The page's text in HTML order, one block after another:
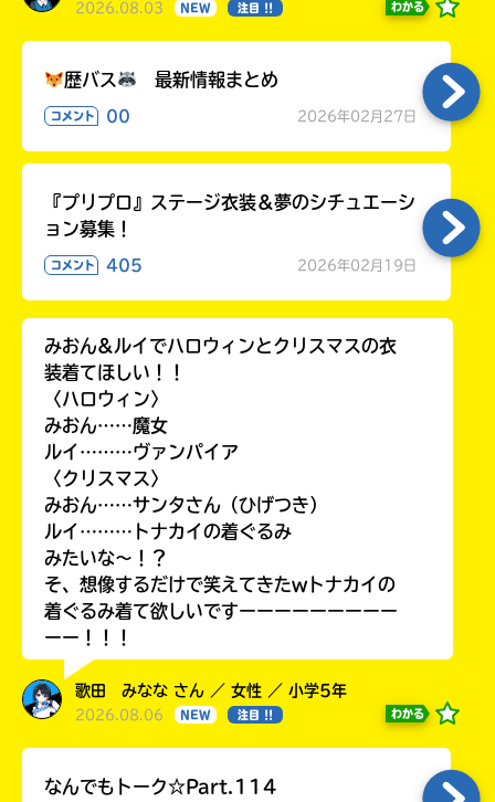
2026.08.03 NEW 注目 !! わかる
歴バス 最新情報まとめ
コメント 00 2026年02月27日
『プリプロ』ステージ衣装＆夢のシチュエーシ
ョン募集！
コメント 405 2026年02月19日
みおん&ルイでハロウィンとクリスマスの衣
装着てほしい！！
〈ハロウィン〉
みおん……魔女
ルイ………ヴァンパイア
〈クリスマス〉
みおん……サンタさん（ひげつき）
ルイ………トナカイの着ぐるみ
みたいな〜！？
そ、想像するだけで笑えてきたwトナカイの
着ぐるみ着て欲しいですーーーーーーーーー
ーー！！！
歌田 みなな さん ／ 女性 ／ 小学5年
2026.08.06 NEW 注目 !! わかる
なんでもトーク☆Part.114